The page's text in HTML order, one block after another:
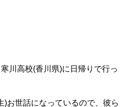
川高校(香川県)に日帰りで行っ
)お世話になっているので、彼ら